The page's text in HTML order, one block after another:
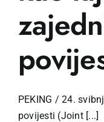
PEKING / 24.
povijesti (Joint [...]